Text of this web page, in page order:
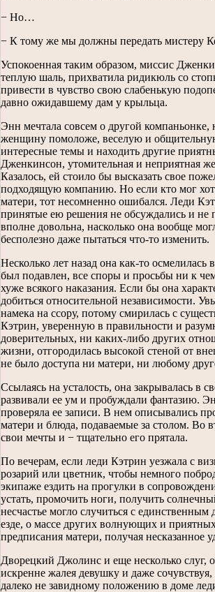
− Но…
− К тому же мы должны передать мистеру
Успокоенная таким образом, миссис
теплую шаль, прихватила ридикюль со
привести в чувство свою слабенькую
давно ожидавшему дам у крыльца.
Энн мечтала совсем о другой компаньонке,
женщину помоложе, веселую и
интересные темы и находить другие
Дженкинсон, утомительная и неприятная
Казалось, ей стоило бы высказать свое
подходящую компанию. Но если кто мог
матери, тот несомненно ошибался. Леди
принятые ею решения не обсуждались и
вполне довольна, насколько она вообще
бесполезно даже пытаться что-то изменить.
Несколько лет назад она как-то
был подавлен, все споры и просьбы ни к
хуже всякого наказания. Если бы она
добиться относительной независимости.
намека на ссору, потому смирилась с
Кэтрин, уверенную в правильности и
доверительных, ни каких-либо других
жизни, отгородилась высокой стеной от
не было доступа ни матери, ни любому
Ссылаясь на усталость, она закрывалась в
развивали ее ум и пробуждали фантазию.
проверяла ее записи. В нем описывались
матери и блюда, подаваемые за столом. Во
свои мечты и − тщательно его прятала.
По вечерам, если леди Кэтрин уезжала с
розарий или цветник, чтобы немного
экипаже ездить на прогулки в
устать, промочить ноги, получить
несчастье могло случиться с
езде, о массе других волнующих и
предписания матери, получая несказанное
Дворецкий Джолинс и еще несколько слуг,
искренне жалея девушку и даже
далеко не завидному положению в доме